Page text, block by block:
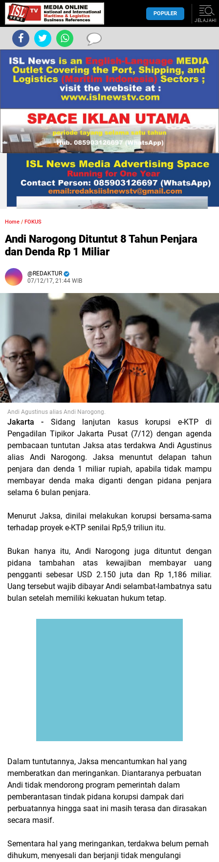
POPULER
JELAJAHI
Home / FOKUS
Andi Narogong Dituntut 8 Tahun Penjara
dan Denda Rp 1 Miliar
REDAKTUR
07/12/17, 21:44 WIB
Andi Agustinus alias Andi Narogong.
Jakarta - Sidang lanjutan kasus korupsi e-KTP di
Pengadilan Tipikor Jakarta Pusat (7/12) dengan agenda
pembacaan tuntutan Jaksa atas terdakwa Andi Agustinus
alias Andi Narogong. Jaksa menuntut delapan tahun
penjara dan denda 1 miliar rupiah, apabila tidak mampu
membayar denda maka diganti dengan pidana penjara
selama 6 bulan penjara.
Menurut Jaksa, dinilai melakukan korupsi bersama-sama
terhadap proyek e-KTP senilai Rp5,9 triliun itu.
Bukan hanya itu, Andi Narogong juga dituntut dengan
pidana tambahan atas kewajiban membayar uang
pengganti sebesar USD 2.150 juta dan Rp 1,186 miliar.
Uang tersebut wajib dibayar Andi selambat-lambatnya satu
bulan setelah memiliki kekuatan hukum tetap.
Dalam tuntutannya, Jaksa mencantumkan hal yang
memberatkan dan meringankan. Diantaranya perbuatan
Andi tidak mendorong program pemerintah dalam
pemberantasan tindak pidana korupsi dampak dari
perbuatannya hingga saat ini masih terasa dan dirasakan
secara masif.
Sementara hal yang meringankan, terdakwa belum pernah
dihukum, menyesali dan berjanji tidak mengulangi